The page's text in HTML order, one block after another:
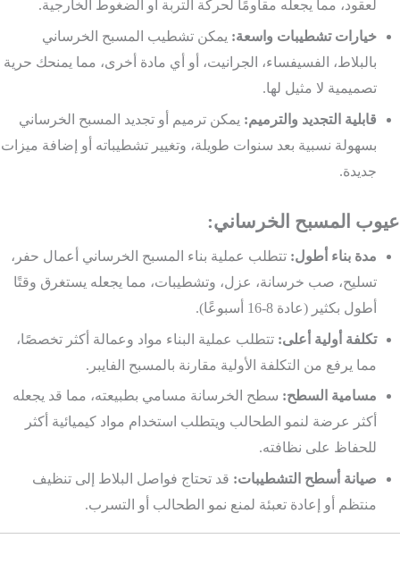
لعقود، مما يجعله مقاومًا لحركة التربة أو الضغوط الخارجية.
خيارات تشطيبات واسعة: يمكن تشطيب المسبح الخرساني
بالبلاط، الفسيفساء، الجرانيت، أو أي مادة أخرى، مما يمنحك حرية
تصميمية لا مثيل لها.
قابلية التجديد والترميم: يمكن ترميم أو تجديد المسبح الخرساني
بسهولة نسبية بعد سنوات طويلة، وتغيير تشطيباته أو إضافة ميزات
جديدة.
عيوب المسبح الخرساني:
مدة بناء أطول: تتطلب عملية بناء المسبح الخرساني أعمال حفر،
تسليح، صب خرسانة، عزل، وتشطيبات، مما يجعله يستغرق وقتًا
أطول بكثير (عادة 8-16 أسبوعًا).
تكلفة أولية أعلى: تتطلب عملية البناء مواد وعمالة أكثر تخصصًا،
مما يرفع من التكلفة الأولية مقارنة بالمسبح الفايبر.
مسامية السطح: سطح الخرسانة مسامي بطبيعته، مما قد يجعله
أكثر عرضة لنمو الطحالب ويتطلب استخدام مواد كيميائية أكثر
للحفاظ على نظافته.
صيانة أسطح التشطيبات: قد تحتاج فواصل البلاط إلى تنظيف
منتظم أو إعادة تعبئة لمنع نمو الطحالب أو التسرب.